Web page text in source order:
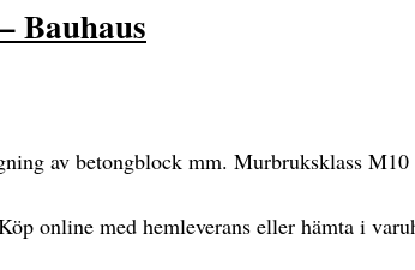
Bauhaus
av betongblock mm. Murbruksklass
online med hemleverans eller hämta i